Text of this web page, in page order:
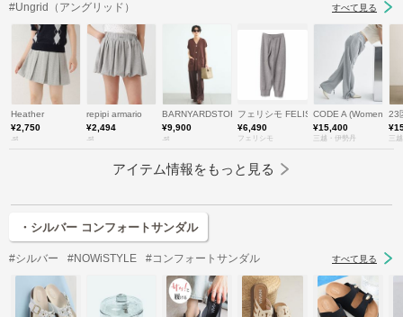
#Ungrid（アングリッド）
すべて見る
Heather
¥2,750
.st
repipi armario
¥2,494
.st
BARNYARDSTORM
¥9,900
.st
フェリシモ FELISSIMO
¥6,490
フェリシモ
CODE A (Women)/コ
¥15,400
三越・伊勢丹
23
三
アイテム情報をもっと見る
・シルバー コンフォートサンダル
#シルバー #NOWiSTYLE #コンフォートサンダル すべて見る